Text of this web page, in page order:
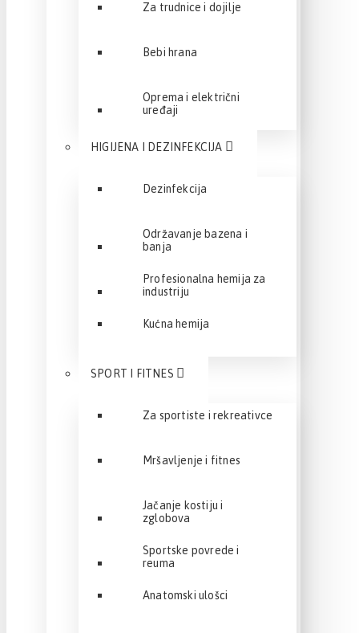
Za trudnice i dojilje
Bebi hrana
Oprema i električni
uređaji
HIGIJENA I DEZINFEKCIJA
Dezinfekcija
Održavanje bazena i
banja
Profesionalna hemija za
industriju
Kućna hemija
SPORT I FITNES
Za sportiste i rekreativce
Mršavljenje i fitnes
Jačanje kostiju i
zglobova
Sportske povrede i
reuma
Anatomski ulošci